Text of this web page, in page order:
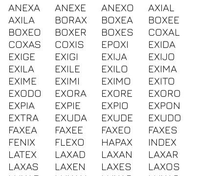
ANEXA ANEXE ANEXO
AXIAL
AXILA
BORAX BOXEA
BOXEE
BOXEO
BOXER BOXES
COXAL
COXAS
COXIS EPOXI
EXIDA
EXIGE
EXIGI EXIJA
EXIJO
EXILA
EXILE EXILO
EXIMA
EXIME
EXIMI EXIMO
EXITO
EXODO
EXORA EXORE
EXORO
EXPIA
EXPIE EXPIO
EXPON
EXTRA
EXUDA EXUDE
EXUDO
FAXEA
FAXEE FAXEO
FAXES
FENIX
FLEXO HAPAX
INDEX
LATEX
LAXAD LAXAN
LAXAR
LAXAS
LAXEN LAXES
LAXOS